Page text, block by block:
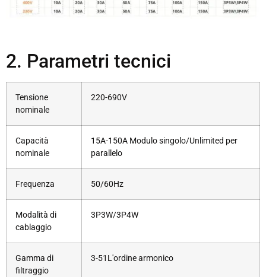
2. Parametri tecnici
Tensione
nominale
220-690V
Capacità
nominale
15A-150A Modulo singolo/Unlimited per
parallelo
Frequenza 50/60Hz
Modalità di
cablaggio
3P3W/3P4W
Gamma di
filtraggio
3-51L'ordine armonico